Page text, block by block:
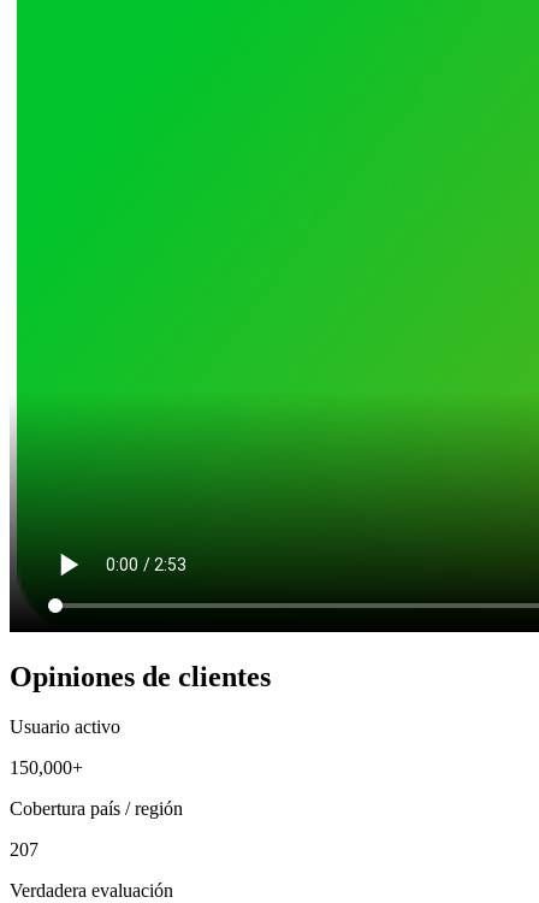
Opiniones de clientes
Usuario activo
150,000+
Cobertura país / región
207
Verdadera evaluación